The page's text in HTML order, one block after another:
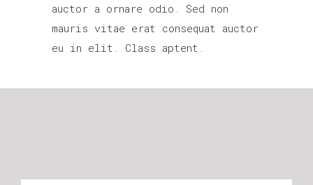
auctor a ornare odio. Sed non
mauris vitae erat consequat auctor
eu in elit. Class aptent.